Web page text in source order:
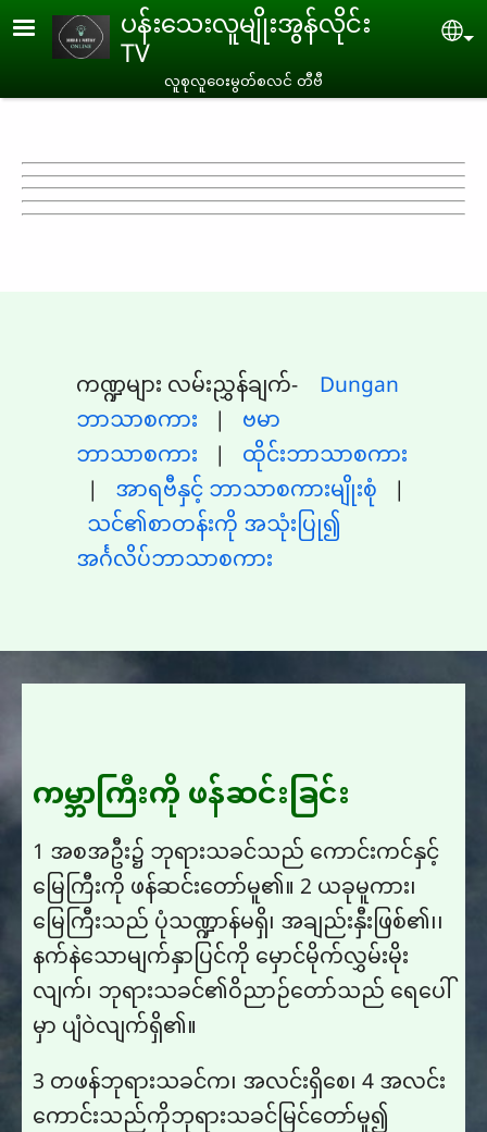
Skip to main contentပန်းသေးလူမျိုးအွန်လိုင်း
TV
လူစုလူဝေးမွတ်စလင် တီဗီ
ကဏ္ဍများ လမ်းညွှန်ချက်-
Dungan
ဘာသာစကား |
ဗမာ
ဘာသာစကား |
ထိုင်းဘာသာစကား
|
အာရဗီနှင့် ဘာသာစကားမျိုးစုံ |
သင်၏စာတန်းကို အသုံးပြု၍
အင်္ဂလိပ်ဘာသာစကား
ကမ္ဘာကြီးကို ဖန်ဆင်းခြင်း
1 အစအဦး၌ ဘုရားသခင်သည် ကောင်းကင်နှင့်
မြေကြီးကို ဖန်ဆင်းတော်မူ၏။ 2 ယခုမူကား၊
မြေကြီးသည် ပုံသဏ္ဍာန်မရှိ၊ အချည်းနှီးဖြစ်၏၊၊
နက်နဲသောမျက်နှာပြင်ကို မှောင်မိုက်လွှမ်းမိုး
လျက်၊ ဘုရားသခင်၏ဝိညာဉ်တော်သည် ရေပေါ်
မှာ ပျံဝဲလျက်ရှိ၏။
3 တဖန်ဘုရားသခင်က၊ အလင်းရှိစေ၊ 4 အလင်း​
ကောင်း​သည်​ကို​ဘု​ရား​သ​ခင်​မြင်​တော်​မူ​၍